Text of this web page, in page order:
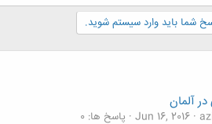
شما باید وارد سیستم شوید.
در آلمان
Jun 16, 2016 پاسخ ها: 0